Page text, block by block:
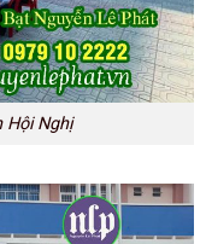
Hội Nghị